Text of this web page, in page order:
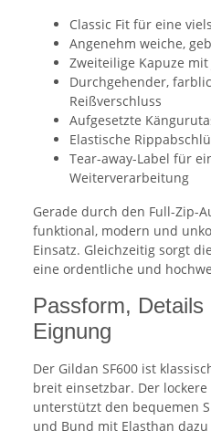
Classic Fit für eine
Angenehm weiche,
Zweiteilige Kapuze mit
Durchgehender,
Reißverschluss
Aufgesetzte
Elastische
Tear-away-Label für
Weiterverarbeitung
Gerade durch den Full-Zip-
funktional, modern und
Einsatz. Gleichzeitig sorgt
eine ordentliche und
Passform,
Eignung
Der Gildan SF600 ist
breit einsetzbar. Der
unterstützt den bequemen
und Bund mit Elasthan